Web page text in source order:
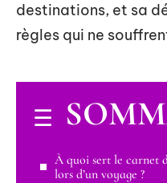
destinations, et sa
règles qui ne
À quoi sert le carnet
lors d’un voyage ?